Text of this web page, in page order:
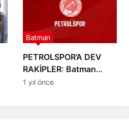
PETROLSPOR’A DEV
RAKİPLER: Batman
Petrolspor’un rakipleri…
Batman
1 yıl önce